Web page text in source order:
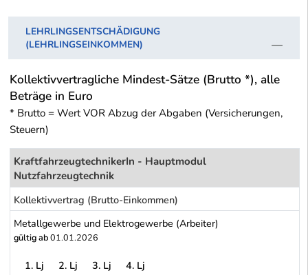
LEHRLINGSENTSCHÄDIGUNG
(LEHRLINGSEINKOMMEN)
Kollektivvertragliche Mindest-Sätze (Brutto *), alle
Beträge in Euro
* Brutto = Wert VOR Abzug der Abgaben (Versicherungen,
Steuern)
KraftfahrzeugtechnikerIn - Hauptmodul
Nutzfahrzeugtechnik
Kollektivvertrag (Brutto-Einkommen)
Metallgewerbe und Elektrogewerbe (Arbeiter)
gültig ab01.01.2026
1. Lj 2. Lj 3. Lj
4. Lj